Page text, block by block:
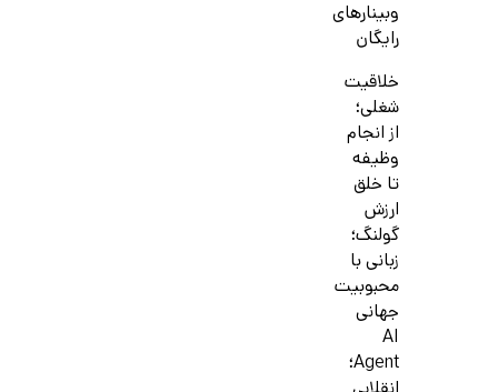
وبینارهای
رایگان
خلاقیت
شغلی؛
از انجام
وظیفه
تا خلق
ارزش
گولنگ؛
زبانی با
محبوبیت
جهانی
AI
Agent؛